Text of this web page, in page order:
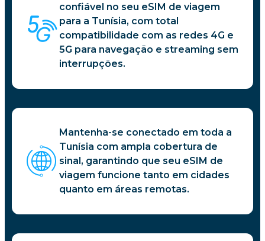
confiável no seu eSIM de viagem
para a Tunísia, com total
compatibilidade com as redes 4G e
5G para navegação e streaming sem
interrupções.
Mantenha-se conectado em toda a
Tunísia com ampla cobertura de
sinal, garantindo que seu eSIM de
viagem funcione tanto em cidades
quanto em áreas remotas.